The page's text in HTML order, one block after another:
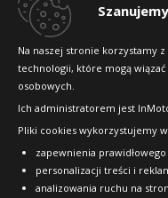
Na naszej stronie korzystamy
technologii, które mogą
osobowych.
Ich administratorem jest
Pliki cookies wykorzystujemy
zapewnienia
personalizacji treści i
analizowania ruchu na